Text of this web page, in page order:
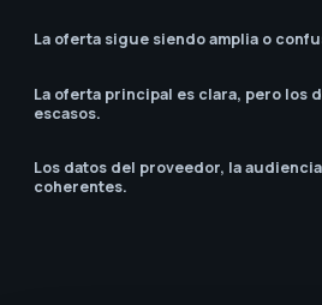
La oferta sigue siendo amplia o
La oferta principal es clara, pero los
escasos.
Los datos del proveedor, la
coherentes.